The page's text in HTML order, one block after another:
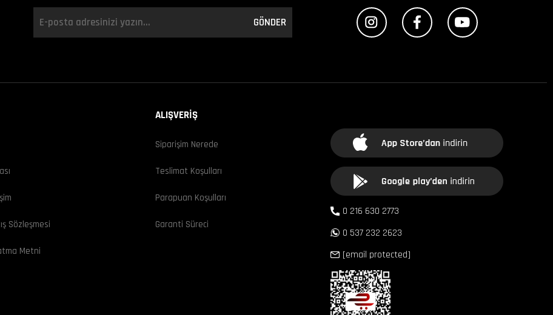
GÖNDER
Sözleşmesi
Metni
ALIŞVERİŞ
Siparişim Nerede
Teslimat Koşulları
Parapuan Koşulları
Garanti Süreci
0 216 630 2773
0 537 232 2623
[email protected]